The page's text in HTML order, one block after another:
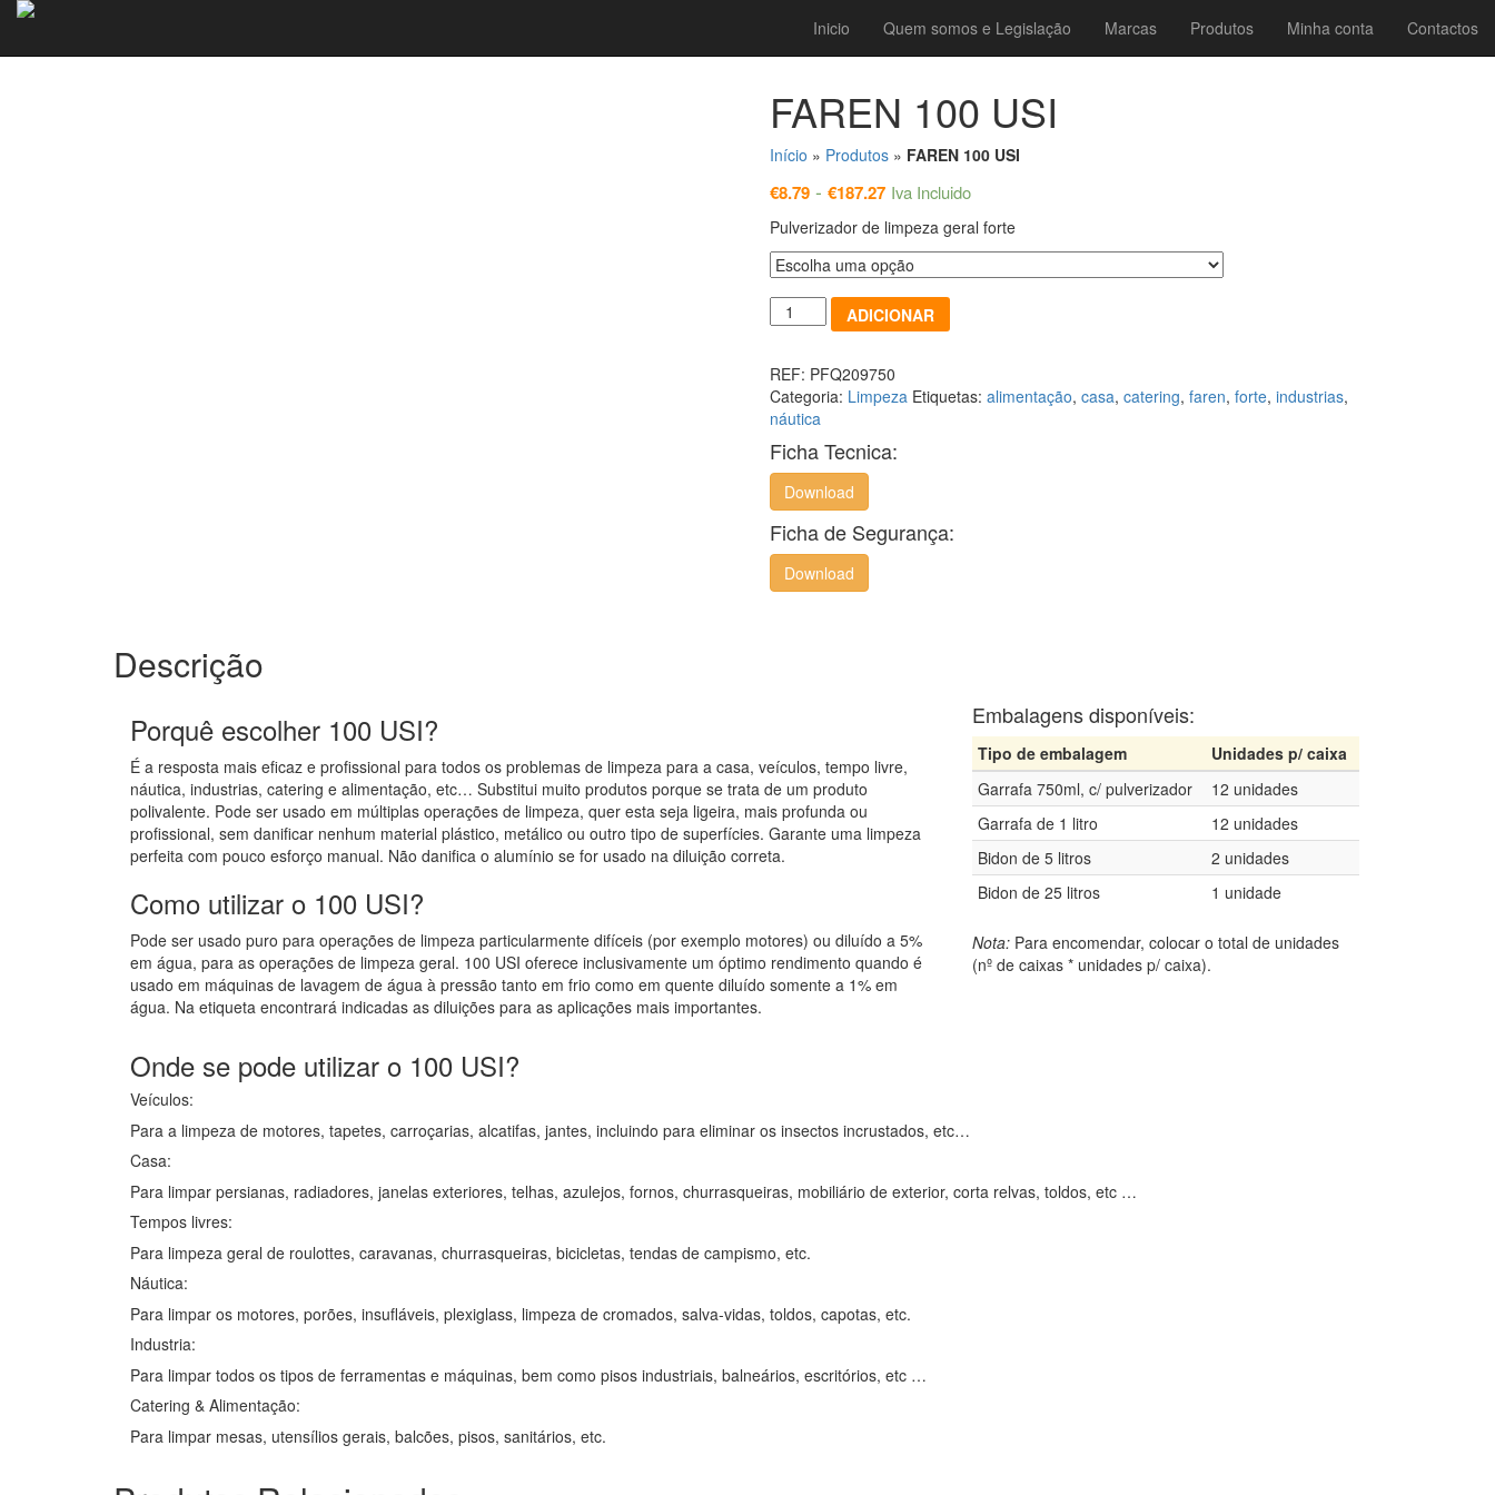
Inicio Quem somos e Legislação Marcas Produtos Minha conta Contactos
FAREN 100 USI
Início » Produtos » FAREN 100 USI
€8.79 -€187.27 Iva Incluido
Pulverizador de limpeza geral forte
QuantidadeADICIONAR
REF: PFQ209750
Categoria: Limpeza Etiquetas:alimentação,casa,catering,faren,forte,industrias,
náutica
Ficha Tecnica:
Download
Ficha de Segurança:
Download
Descrição
Embalagens disponíveis:
Tipo de embalagem
Unidades p/ caixa
Garrafa 750ml, c/ pulverizador
12 unidades
Garrafa de 1 litro
12 unidades
Bidon de 5 litros
2 unidades
Bidon de 25 litros
1 unidade
Nota:Para encomendar, colocar o total de unidades
(nº de caixas * unidades p/ caixa).
Porquê escolher 100 USI?
É a resposta mais eficaz e profissional para todos os problemas de limpeza para a casa, veículos, tempo livre,
náutica, industrias, catering e alimentação, etc… Substitui muito produtos porque se trata de um produto
polivalente. Pode ser usado em múltiplas operações de limpeza, quer esta seja ligeira, mais profunda ou
profissional, sem danificar nenhum material plástico, metálico ou outro tipo de superfícies. Garante uma limpeza
perfeita com pouco esforço manual. Não danifica o alumínio se for usado na diluição correta.
Como utilizar o 100 USI?
Pode ser usado puro para operações de limpeza particularmente difíceis (por exemplo motores) ou diluído a 5%
em água, para as operações de limpeza geral. 100 USI oferece inclusivamente um óptimo rendimento quando é
usado em máquinas de lavagem de água à pressão tanto em frio como em quente diluído somente a 1% em
água. Na etiqueta encontrará indicadas as diluições para as aplicações mais importantes.
Onde se pode utilizar o 100 USI?
Veículos:
Para a limpeza de motores, tapetes, carroçarias, alcatifas, jantes, incluindo para eliminar os insectos incrustados, etc…
Casa:
Para limpar persianas, radiadores, janelas exteriores, telhas, azulejos, fornos, churrasqueiras, mobiliário de exterior, corta relvas, toldos, etc …
Tempos livres:
Para limpeza geral de roulottes, caravanas, churrasqueiras, bicicletas, tendas de campismo, etc.
Náutica:
Para limpar os motores, porões, insufláveis, plexiglass, limpeza de cromados, salva-vidas, toldos, capotas, etc.
Industria:
Para limpar todos os tipos de ferramentas e máquinas, bem como pisos industriais, balneários, escritórios, etc …
Catering & Alimentação:
Para limpar mesas, utensílios gerais, balcões, pisos, sanitários, etc.